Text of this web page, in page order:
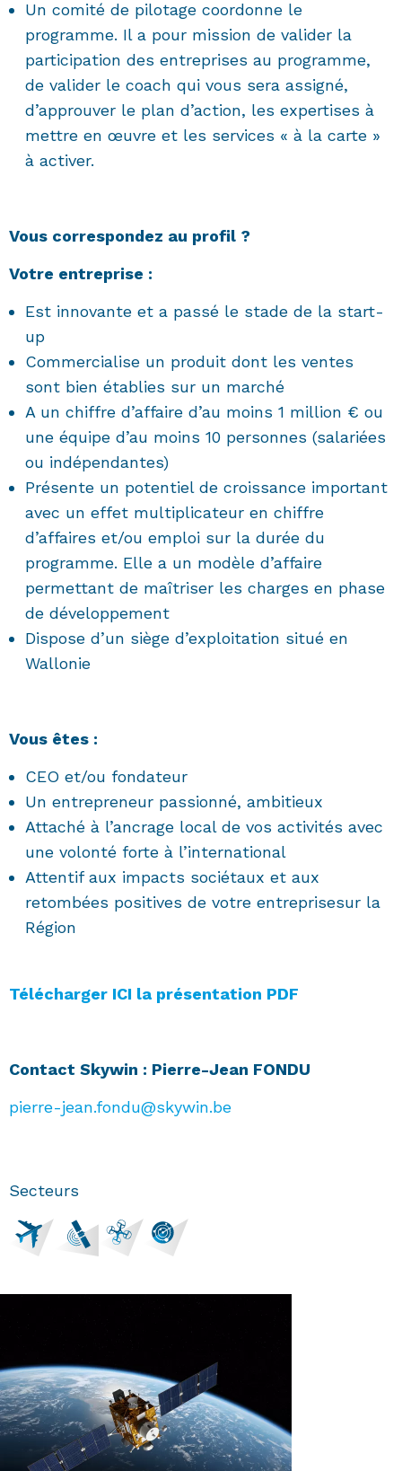
Un comité de pilotage coordonne le
programme. Il a pour mission de valider la
participation des entreprises au programme,
de valider le coach qui vous sera assigné,
d’approuver le plan d’action, les expertises à
mettre en œuvre et les services « à la carte »
à activer.
Vous correspondez au profil ?
Votre entreprise :
Est innovante et a passé le stade de la start-
up
Commercialise un produit dont les ventes
sont bien établies sur un marché
A un chiffre d’affaire d’au moins 1 million € ou
une équipe d’au moins 10 personnes (salariées
ou indépendantes)
Présente un potentiel de croissance important
avec un effet multiplicateur en chiffre
d’affaires et/ou emploi sur la durée du
programme. Elle a un modèle d’affaire
permettant de maîtriser les charges en phase
de développement
Dispose d’un siège d’exploitation situé en
Wallonie
Vous êtes :
CEO et/ou fondateur
Un entrepreneur passionné, ambitieux
Attaché à l’ancrage local de vos activités avec
une volonté forte à l’international
Attentif aux impacts sociétaux et aux
retombées positives de votre entreprisesur la
Région
Télécharger ICI la présentation PDF
Contact Skywin : Pierre-Jean FONDU
pierre-jean.fondu@skywin.be
Secteurs